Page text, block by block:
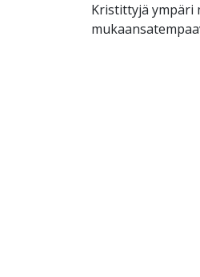
Kristittyjä ympäri